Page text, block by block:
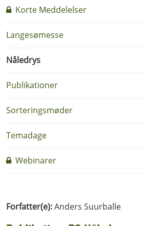
Korte Meddelelser
Langesømesse
Nåledrys
Publikationer
Sorteringsmøder
Temadage
Webinarer
Forfatter(e):Anders Suurballe